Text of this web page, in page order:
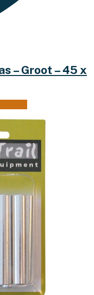
– Groot – 45 x